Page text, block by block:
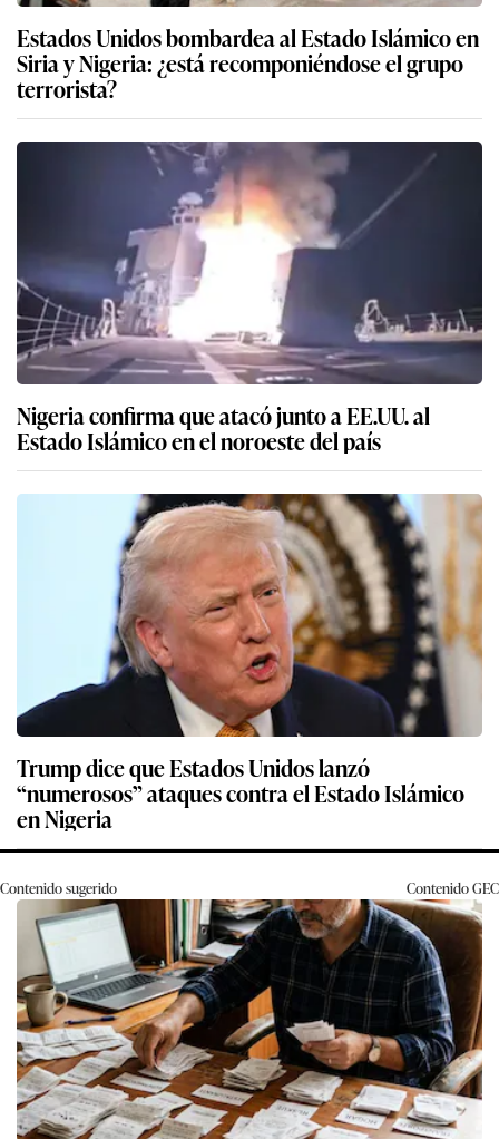
Estados Unidos bombardea al Estado Islámico en
Siria y Nigeria: ¿está recomponiéndose el grupo
terrorista?
Nigeria confirma que atacó junto a EE.UU. al
Estado Islámico en el noroeste del país
Trump dice que Estados Unidos lanzó
“numerosos” ataques contra el Estado Islámico
en Nigeria
Contenido sugerido ContenidoGEC